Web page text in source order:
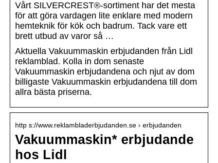
Vårt SILVERCREST®-sortiment har det mesta
för att göra vardagen lite enklare med modern
hemteknik för kök och badrum. Tack vare ett
brett utbud av varor så …
Aktuella Vakuummaskin erbjudanden från Lidl
reklamblad. Kolla in dom senaste
Vakuummaskin erbjudandena och njut av dom
billigaste Vakuummaskin erbjudandena till dom
allra bästa priserna.
http s://www.reklambladerbjudanden.se › erbjudanden
Vakuummaskin* erbjudande
hos Lidl